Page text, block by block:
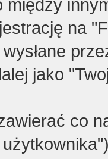
między
na
jako
co